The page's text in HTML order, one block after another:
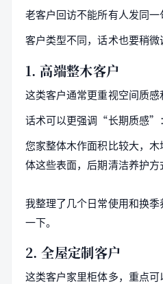
老客户回访不能所有人发同一
客户类型不同，话术也要稍微
1. 高端整木客户
这类客户通常更重视空间质感
话术可以更强调“长期质感”：
您家整体木作面积比较大，
体这些表面，后期清洁养护方
我整理了几个日常使用和换
一下。
2. 全屋定制客户
这类客户家里柜体多，重点可